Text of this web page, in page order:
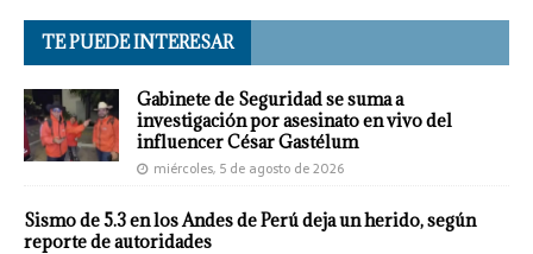
TE PUEDE INTERESAR
Gabinete de Seguridad se suma a
investigación por asesinato en vivo del
influencer César Gastélum
miércoles, 5 de agosto de 2026
Sismo de 5.3 en los Andes de Perú deja un herido, según
reporte de autoridades